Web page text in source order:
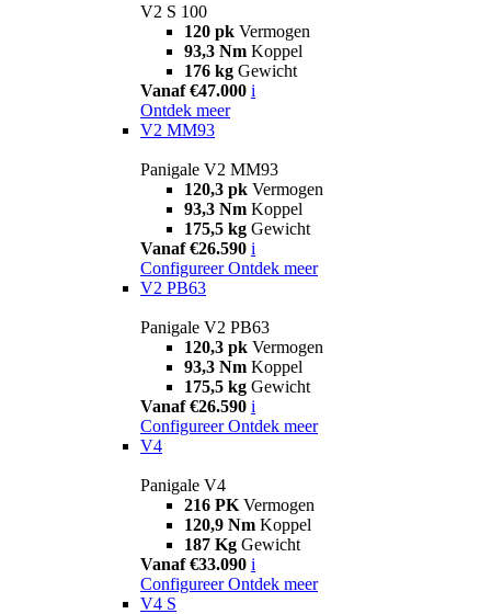
V2 S 100
120 pk Vermogen
93,3 Nm Koppel
176 kg Gewicht
Vanaf €47.000 i
Ontdek meer
V2 MM93
Panigale V2 MM93
120,3 pk Vermogen
93,3 Nm Koppel
175,5 kg Gewicht
Vanaf €26.590 i
Configureer Ontdek meer
V2 PB63
Panigale V2 PB63
120,3 pk Vermogen
93,3 Nm Koppel
175,5 kg Gewicht
Vanaf €26.590 i
Configureer Ontdek meer
V4
Panigale V4
216 PK Vermogen
120,9 Nm Koppel
187 Kg Gewicht
Vanaf €33.090 i
Configureer Ontdek meer
V4 S